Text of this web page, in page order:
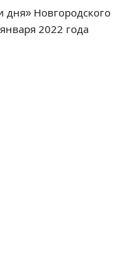
Новгородского
2022 года